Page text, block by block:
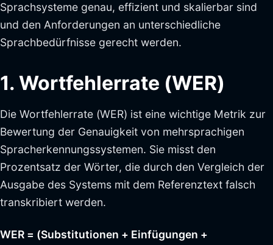
Sprachsysteme genau, effizient und skalierbar sind
und den Anforderungen an unterschiedliche
Sprachbedürfnisse gerecht werden.
1. Wortfehlerrate (WER)
Die Wortfehlerrate (WER) ist eine wichtige Metrik zur
Bewertung der Genauigkeit von mehrsprachigen
Spracherkennungssystemen. Sie misst den
Prozentsatz der Wörter, die durch den Vergleich der
Ausgabe des Systems mit dem Referenztext falsch
transkribiert werden.
WER = (Substitutionen + Einfügungen +